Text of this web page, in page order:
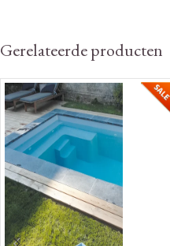
Gerelateerde producten